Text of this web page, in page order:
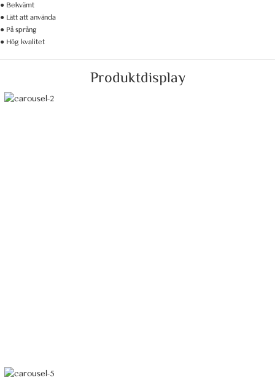
● Bekvämt
● Lätt att använda
● På språng
● Hög kvalitet
Produktdisplay